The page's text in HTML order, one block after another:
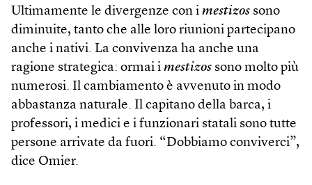
Ultimamente le divergenze con i mestizos sono
diminuite, tanto che alle loro riunioni partecipano
anche i nativi. La convivenza ha anche una
ragione strategica: ormai i mestizos sono molto più
numerosi. Il cambiamento è avvenuto in modo
abbastanza naturale. Il capitano della barca, i
professori, i medici e i funzionari statali sono tutte
persone arrivate da fuori. “Dobbiamo conviverci”,
dice Omier.